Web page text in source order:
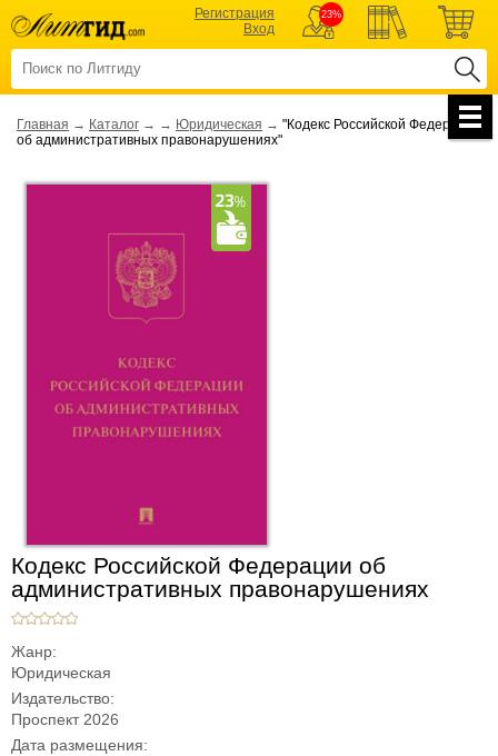
Регистрация
Вход
23%
Главная → Каталог → → Юридическая → "Кодекс Российской Федерации
об административных правонарушениях"
Кодекс Российской Федерации об
административных правонарушениях
Жанр:
Юридическая
Издательство:
Проспект 2026
Дата размещения: